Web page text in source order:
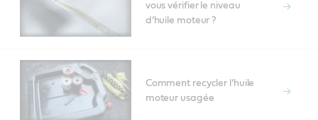
vous vérifier le niveau
d’huile moteur ?
Comment recycler l’huile
moteur usagée